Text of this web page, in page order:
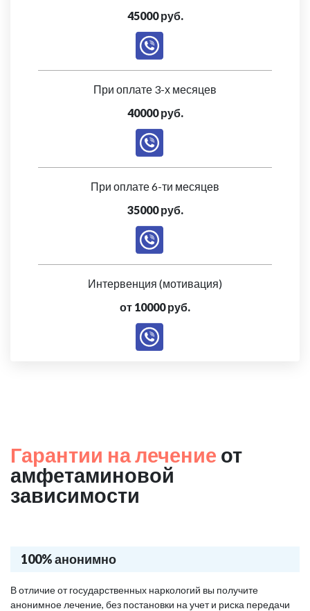
45000 руб.
При оплате 3-х месяцев
40000 руб.
При оплате 6-ти месяцев
35000 руб.
Интервенция (мотивация)
от 10000 руб.
Гарантии на лечение от
амфетаминовой
зависимости
100% анонимно
В отличие от государственных наркологий вы получите
анонимное лечение, без постановки на учет и риска передачи